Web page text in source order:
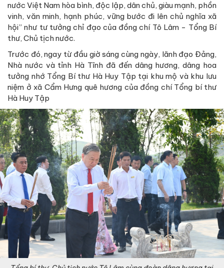
nước Việt Nam hòa bình, độc lập, dân chủ, giàu mạnh, phồn
vinh, văn minh, hạnh phúc, vững bước đi lên chủ nghĩa xã
hội” như tư tưởng chỉ đạo của đồng chí Tô Lâm - Tổng Bí
thư, Chủ tịch nước.
Trước đó, ngay từ đầu giờ sáng cùng ngày, lãnh đạo Đảng,
Nhà nước và tỉnh Hà Tĩnh đã đến dâng hương, dâng hoa
tưởng nhớ Tổng Bí thư Hà Huy Tập tại khu mộ và khu lưu
niệm ở xã Cẩm Hưng quê hương của đồng chí Tổng bí thư
Hà Huy Tập